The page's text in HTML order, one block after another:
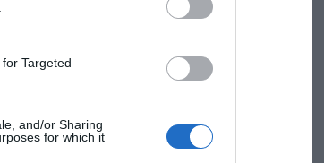
Targeted
and/or Sharing
for which it